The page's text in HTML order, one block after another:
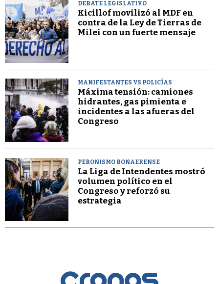
DEBATE LEGISLATIVO
Kicillof movilizó al MDF en
contra de la Ley de Tierras de
Milei con un fuerte mensaje
MANIFESTANTES VS POLICÍAS
Máxima tensión: camiones
hidrantes, gas pimienta e
incidentes a las afueras del
Congreso
PERONISMO BONAERENSE
La Liga de Intendentes mostró
volumen político en el
Congreso y reforzó su
estrategia